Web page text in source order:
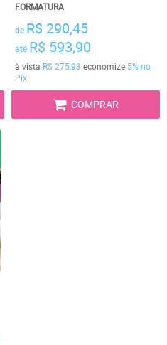
FORMATURA
de R$ 290,45
até R$ 593,90
à vista R$ 275,93 economize 5%no
Pix
COMPRAR